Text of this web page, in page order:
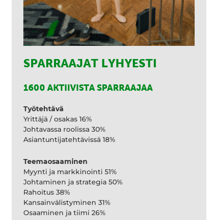
SPARRAAJAT LYHYESTI
1600 AKTIIVISTA SPARRAAJAA
Työtehtävä
Yrittäjä / osakas 16%
Johtavassa roolissa 30%
Asiantuntijatehtävissä 18%
Teemaosaaminen
Myynti ja markkinointi 51%
Johtaminen ja strategia 50%
Rahoitus 38%
Kansainvälistyminen 31%
Osaaminen ja tiimi 26%